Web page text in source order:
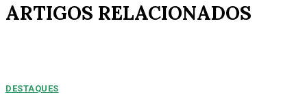
ARTIGOS RELACIONADOS
DESTAQUES